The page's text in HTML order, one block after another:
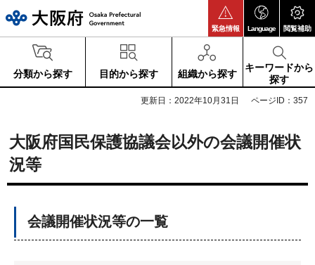
緊急情報 Language 閲覧補助
分類から探す 目的から探す 組織から探す
キーワードから
探す
更新日：2022年10月31日 ページID：357
大阪府国民保護協議会以外の会議開催状
況等
会議開催状況等の一覧